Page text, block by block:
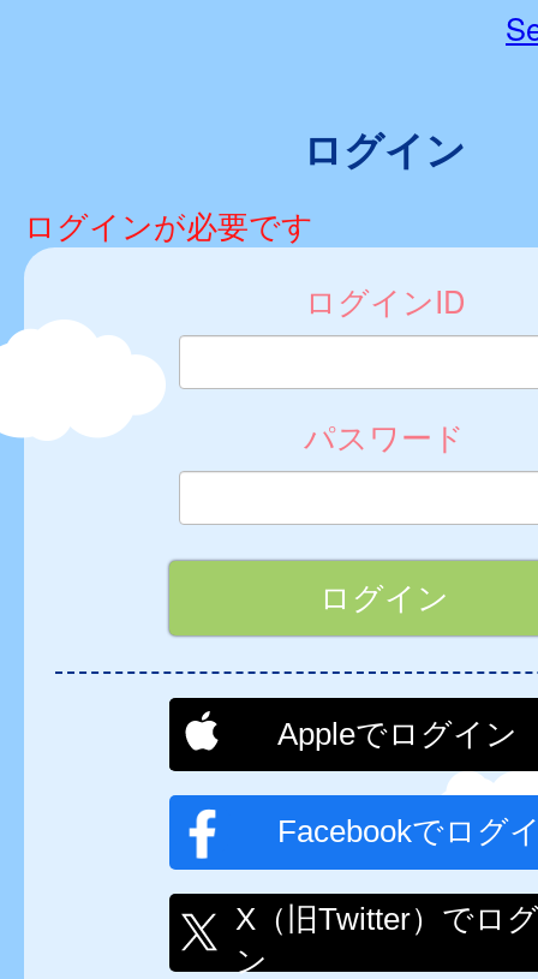
ログイン
ログインが必要です
ログインID
パスワード
Appleでログイン
Facebookでログ
X（旧Twitter）でロ
ン